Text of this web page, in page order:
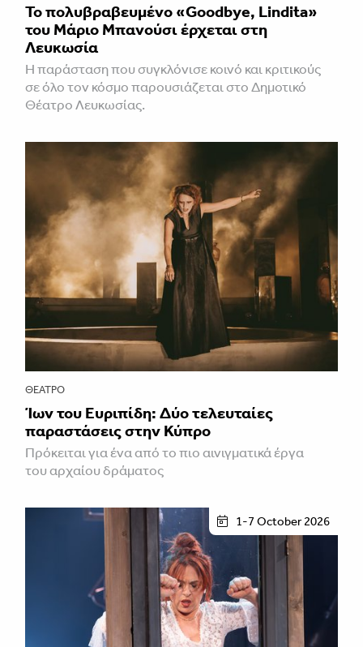
Το πολυβραβευμένο «Goodbye, Lindita»
του Μάριο Μπανούσι έρχεται στη
Λευκωσία
Η παράσταση που συγκλόνισε κοινό και κριτικούς
σε όλο τον κόσμο παρουσιάζεται στο Δημοτικό
Θέατρο Λευκωσίας.
ΘΈΑΤΡΟ
Ίων του Ευριπίδη: Δύο τελευταίες
παραστάσεις στην Κύπρο
Πρόκειται για ένα από το πιο αινιγματικά έργα
του αρχαίου δράματος
1-7 October 2026